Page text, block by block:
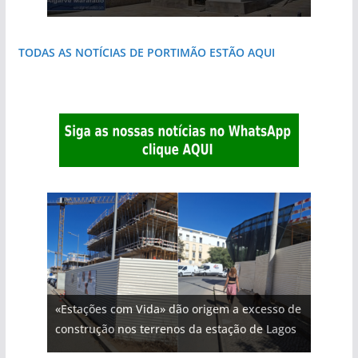
TODAS AS NOTÍCIAS DE PORTIMÃO ESTÃO AQUI
«Estações com Vida» dão origem a excesso de
construção nos terrenos da estação de Lagos